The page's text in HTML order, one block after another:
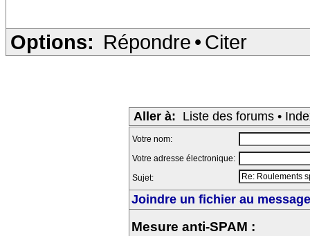
Options: Répondre • Citer
Aller à: Liste des forums •
Votre nom:
Votre adresse électronique:
Sujet:
Joindre un fichier au
Mesure anti-SPAM :